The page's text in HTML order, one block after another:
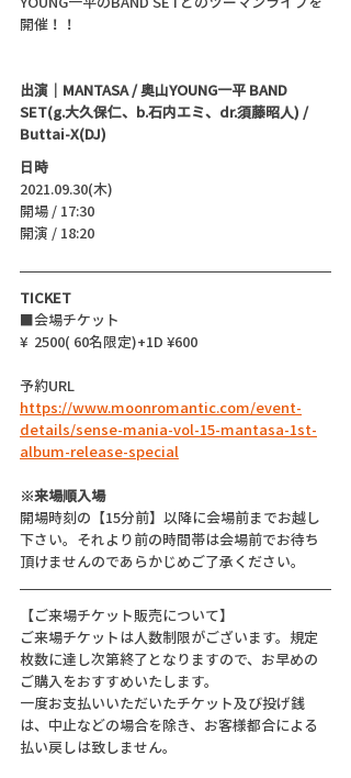
開催！！
出演｜MANTASA / 奥山YOUNG一平 BAND
SET(g.大久保仁、b.石内エミ、dr.須藤昭人) /
Buttai-X(DJ)
日時
2021.09.30(木)
開場 / 17:30
開演 / 18:20
TICKET
■会場チケット
¥  2500( 60名限定)+1D ¥600
予約URL
https://www.moonromantic.com/event-
details/sense-mania-vol-15-mantasa-1st-
album-release-special
※来場順入場
開場時刻の【15分前】以降に会場前までお越し
下さい。それより前の時間帯は会場前でお待ち
頂けませんのであらかじめご了承ください。
【ご来場チケット販売について】
ご来場チケットは人数制限がございます。規定
枚数に達し次第終了となりますので、お早めの
ご購入をおすすめいたします。
一度お支払いいただいたチケット及び投げ銭
は、中止などの場合を除き、お客様都合による
払い戻しは致しません。